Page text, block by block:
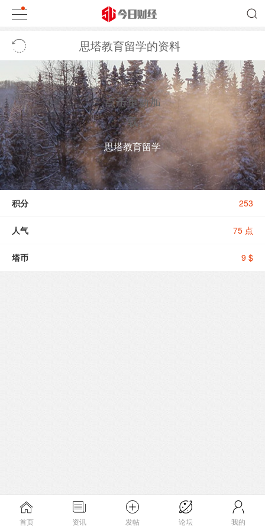
思塔教育留学的资料
点击重新加
载
思塔教育留学
253
积分
75 点
人气
9 $
塔币
首页 资讯 发帖 论坛 我的